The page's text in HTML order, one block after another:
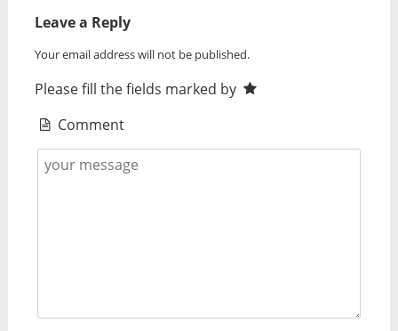
Leave a Reply
Your email address will not be published.
Please fill the fields marked by
Comment